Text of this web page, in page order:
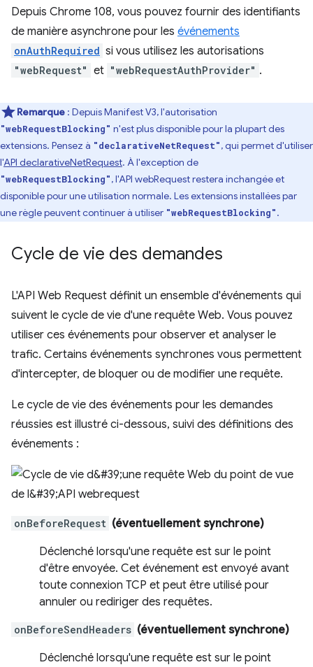
Depuis Chrome 108, vous pouvez fournir des identifiants
de manière asynchrone pour les événements
onAuthRequired si vous utilisez les autorisations
"webRequest" et "webRequestAuthProvider" .
Remarque : Depuis Manifest V3, l'autorisation
"webRequestBlocking" n'est plus disponible pour la plupart des
extensions. Pensez à "declarativeNetRequest", qui permet d'utiliser
l'API declarativeNetRequest. À l'exception de
"webRequestBlocking", l'API webRequest restera inchangée et
disponible pour une utilisation normale. Les extensions installées par
une règle peuvent continuer à utiliser "webRequestBlocking".
Cycle de vie des demandes
L'API Web Request définit un ensemble d'événements qui
suivent le cycle de vie d'une requête Web. Vous pouvez
utiliser ces événements pour observer et analyser le
trafic. Certains événements synchrones vous permettent
d'intercepter, de bloquer ou de modifier une requête.
Le cycle de vie des événements pour les demandes
réussies est illustré ci-dessous, suivi des définitions des
événements :
onBeforeRequest (éventuellement synchrone)
Déclenché lorsqu'une requête est sur le point
d'être envoyée. Cet événement est envoyé avant
toute connexion TCP et peut être utilisé pour
annuler ou rediriger des requêtes.
onBeforeSendHeaders (éventuellement synchrone)
Déclenché lorsqu'une requête est sur le point